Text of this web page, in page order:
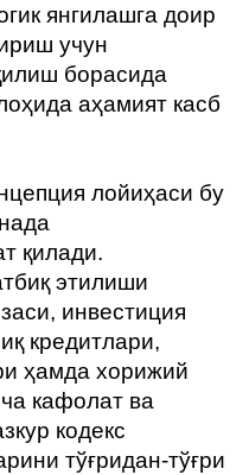
янгилашга доир
учун
борасида
аҳамият касб
лойиҳаси бу
қилади.
этилиши
инвестиция
кредитлари,
ҳамда хорижий
кафолат ва
кодекс
тўғридан-тўғри